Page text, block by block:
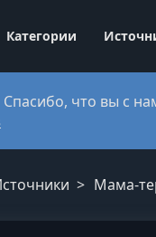
Категории
Спасибо, что вы с
Мама-